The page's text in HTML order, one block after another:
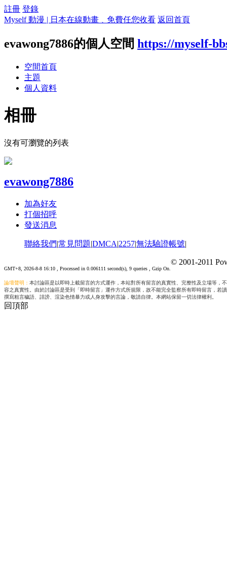
註冊 登錄
Myself 動漫 | 日本在線動畫﹑免費任您收看 返回首頁
evawong7886的個人空間 https://myself-
空間首頁
主題
個人資料
相冊
沒有可瀏覽的列表
evawong7886
加為好友
打個招呼
發送消息
聯絡我們|常見問題|DMCA|2257|無法驗證帳號|
GMT+8, 2026-8-8 16:10 , Processed in 0.006111 second(s), 9 queries , Gzip On.
© 2001-2011
論壇聲明： 本討論區是以即時上載留言的方式運作，本站對所有留言的真實性、完整性及立場等
容之真實性。由於討論區是受到「即時留言」運作方式所規限，故不能完全監察所有即時留言，
撰寫粗言穢語、誹謗、渲染色情暴力或人身攻擊的言論，敬請自律。本網站保留一切法律權利。
回頂部